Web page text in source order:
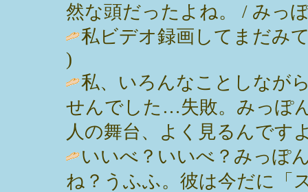
然な頭だったよね。 / みっ
私ビデオ録画してまだみ
)
私、いろんなことしなが
せんでした…失敗。みっぽ
人の舞台、よく見るんです
いいべ？いいべ？みっぽ
ね？うふふ。彼は今だに「